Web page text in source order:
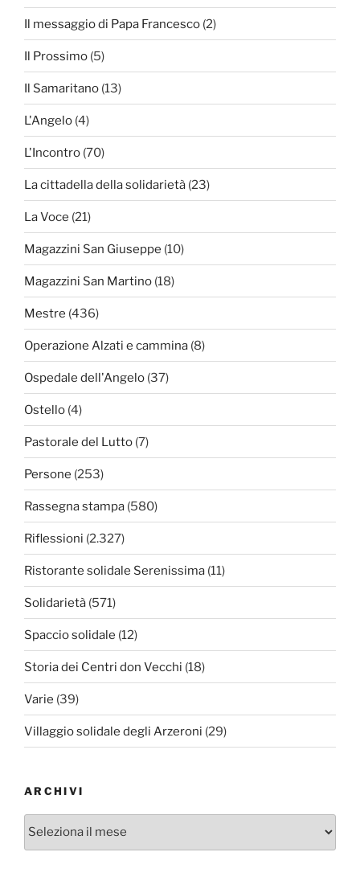
Il messaggio di Papa Francesco (2)
Il Prossimo (5)
Il Samaritano (13)
L'Angelo (4)
L'Incontro (70)
La cittadella della solidarietà (23)
La Voce (21)
Magazzini San Giuseppe (10)
Magazzini San Martino (18)
Mestre (436)
Operazione Alzati e cammina (8)
Ospedale dell'Angelo (37)
Ostello (4)
Pastorale del Lutto (7)
Persone (253)
Rassegna stampa (580)
Riflessioni (2.327)
Ristorante solidale Serenissima (11)
Solidarietà (571)
Spaccio solidale (12)
Storia dei Centri don Vecchi (18)
Varie (39)
Villaggio solidale degli Arzeroni (29)
ARCHIVI
Archivi